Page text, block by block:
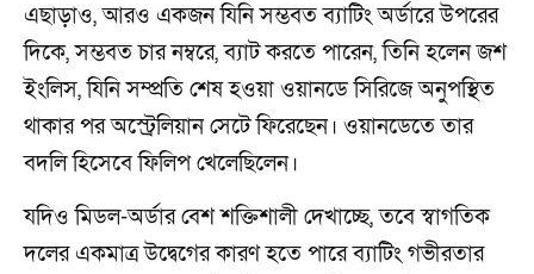
এছাড়াও, আরও একজন যিনি সম্ভবত ব্যাটিং অর্ডারে উপরের
দিকে, সম্ভবত চার নম্বরে, ব্যাট করতে পারেন, তিনি হলেন জশ
ইংলিস, যিনি সম্প্রতি শেষ হওয়া ওয়ানডে সিরিজে অনুপস্থিত
থাকার পর অস্ট্রেলিয়ান সেটে ফিরেছেন। ওয়ানডেতে তার
বদলি হিসেবে ফিলিপ খেলেছিলেন।
যদিও মিডল-অর্ডার বেশ শক্তিশালী দেখাচ্ছে, তবে স্বাগতিক
দলের একমাত্র উদ্বেগের কারণ হতে পারে ব্যাটিং গভীরতার